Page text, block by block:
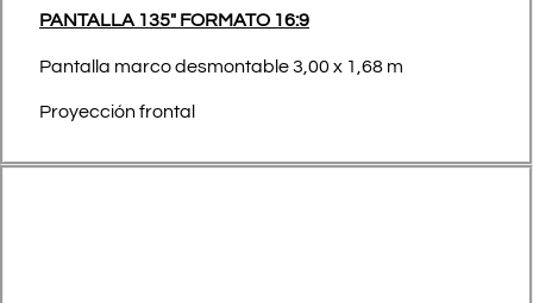
PANTALLA 135″ FORMATO 16:9
Pantalla marco desmontable 3,00 x 1,68 m
Proyección frontal